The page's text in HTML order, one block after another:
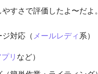
すさで評価したよ〜だよ。
ジ対応（ メールレディ 系）
リ など）